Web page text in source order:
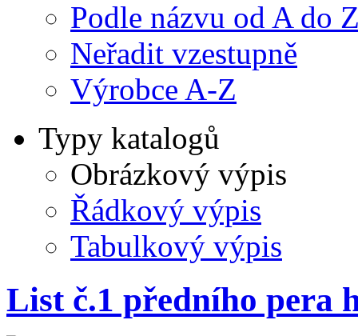
Podle názvu od A do
Neřadit vzestupně
Výrobce A-Z
Typy katalogů
Obrázkový výpis
Řádkový výpis
Tabulkový výpis
List č.1 předního pera